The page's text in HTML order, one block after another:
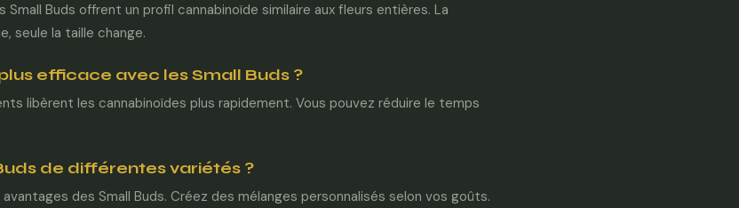
Buds offrent un profil cannabinoïde similaire aux fleurs entières. La
seule la taille change.
efficace avec les Small Buds ?
libèrent les cannabinoïdes plus rapidement. Vous pouvez réduire le temps
de différentes variétés ?
avantages des Small Buds. Créez des mélanges personnalisés selon vos goûts.